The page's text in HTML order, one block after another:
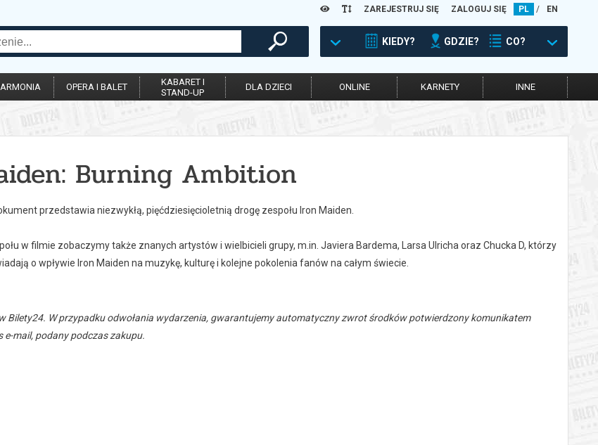
ZAREJESTRUJ SIĘ ZALOGUJ SIĘ PL / EN
KIEDY? GDZIE? CO?
OPERA I BALET
KABARET I
STAND-UP
DLA DZIECI ONLINE KARNETY INNE
Burning Ambition
przedstawia niezwykłą, pięćdziesięcioletnią drogę zespołu Iron Maiden.
w filmie zobaczymy także znanych artystów i wielbicieli grupy, m.in. Javiera Bardema, Larsa Ulricha oraz Chucka D, którzy
o wpływie Iron Maiden na muzykę, kulturę i kolejne pokolenia fanów na całym świecie.
Bilety24. W przypadku odwołania wydarzenia, gwarantujemy automatyczny zwrot środków potwierdzony komunikatem
e-mail, podany podczas zakupu.